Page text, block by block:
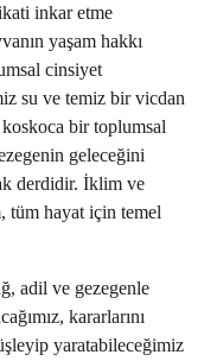
inkar etme
yaşam hakkı
cinsiyet
su ve temiz bir vicdan
bir toplumsal
geleceğini
derdidir. İklim ve
tüm hayat için temel
adil ve gezegenle
kararlarını
yaratabileceğimiz